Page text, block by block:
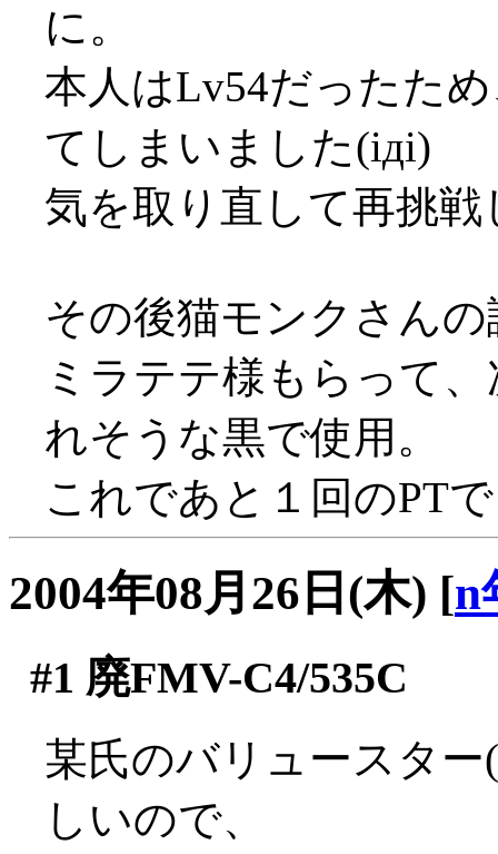
に。
本人はLv54だったた
てしまいました(iдi)
気を取り直して再挑
その後猫モンクさん
ミラテテ様もらって
れそうな黒で使用。
これであと１回のPT
2004年08月26日(木) [n
#1 廃FMV-C4/535C
某氏のバリュースタ
しいので、